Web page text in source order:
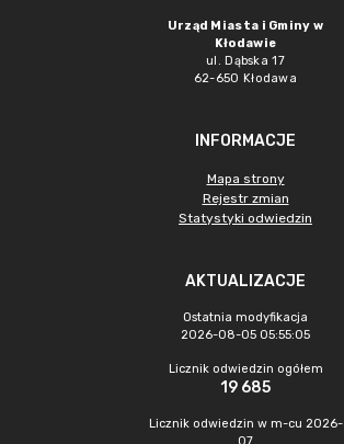
Urząd Miasta i Gminy w
Kłodawie
ul. Dąbska 17
62-650 Kłodawa
INFORMACJE
Mapa strony
Rejestr zmian
Statystyki odwiedzin
AKTUALIZACJE
Ostatnia modyfikacja
2026-08-05 05:55:05
Licznik odwiedzin ogółem
19 685
Licznik odwiedzin w m-cu 2026-